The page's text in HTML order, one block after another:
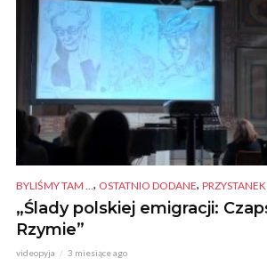
BYLIŚMY TAM ... , OSTATNIO DODANE,
„Ślady polskiej emigracji:
Rzymie”
videopyja 3 miesiące ago